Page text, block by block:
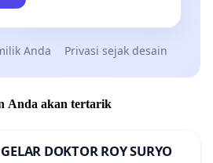
Anda Privasi sejak desain
Anda akan tertarik
DOKTOR ROY SURYO